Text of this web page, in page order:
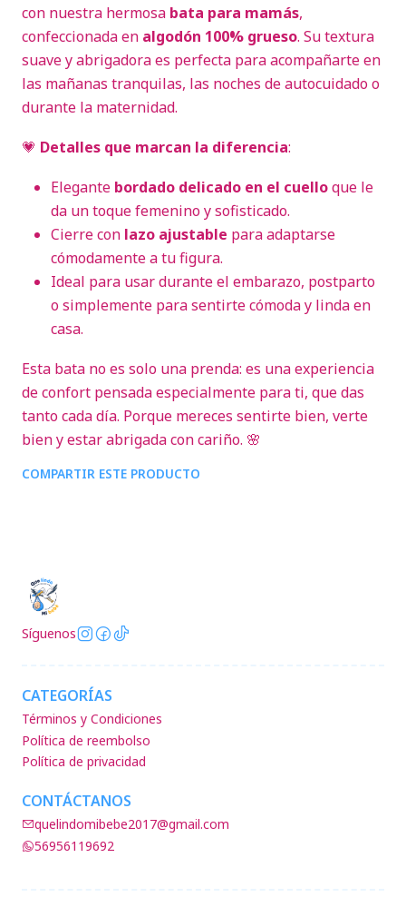
con nuestra hermosa bata para mamás,
confeccionada en algodón 100% grueso. Su textura
suave y abrigadora es perfecta para acompañarte en
las mañanas tranquilas, las noches de autocuidado o
durante la maternidad.
💗 Detalles que marcan la diferencia:
Elegante bordado delicado en el cuelloque le
da un toque femenino y sofisticado.
Cierre con lazo ajustable para adaptarse
cómodamente a tu figura.
Ideal para usar durante el embarazo, postparto
o simplemente para sentirte cómoda y linda en
casa.
Esta bata no es solo una prenda: es una experiencia
de confort pensada especialmente para ti, que das
tanto cada día. Porque mereces sentirte bien, verte
bien y estar abrigada con cariño. 🌸
COMPARTIR ESTE PRODUCTO
Síguenos
CATEGORÍAS
Términos y Condiciones
Política de reembolso
Política de privacidad
CONTÁCTANOS
quelindomibebe2017@gmail.com
56956119692